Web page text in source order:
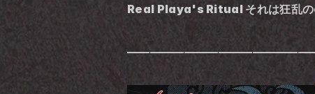
Real Playa's Ritual それは狂乱